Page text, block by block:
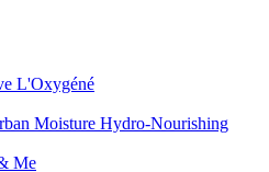
L'Oxygéné
Moisture Hydro-Nourishing
Me